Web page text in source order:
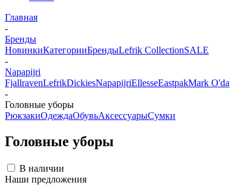
Главная
-
Бренды
НовинкиКатегорииБрендыLefrik CollectionSALE
-
Napapijri
FjallravenLefrikDickiesNapapijriEllesseEastpakMark
-
Головные уборы
РюкзакиОдеждаОбувьАксессуарыСумки
Головные уборы
В наличии
Наши предложения